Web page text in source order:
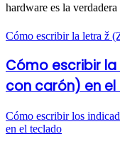
hardware es la
Cómo escribir la letra ž
Cómo escribir
con carón) en
Cómo escribir los
en el teclado